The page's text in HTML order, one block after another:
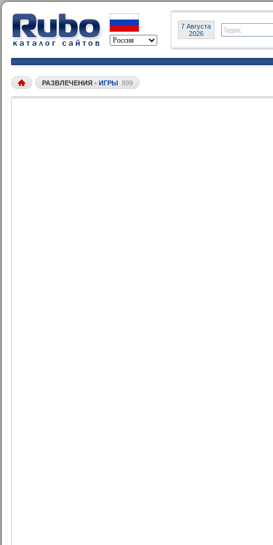
7 Августа
2026
РАЗВЛЕЧЕНИЯ • ИГРЫ 899